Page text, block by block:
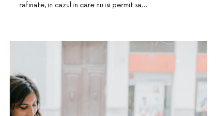
rafinate, in cazul in care nu isi permit sa…